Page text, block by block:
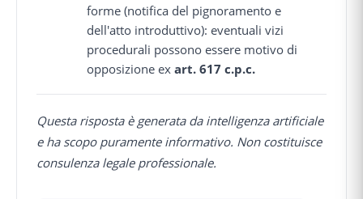
forme (notifica del pignoramento e
dell'atto introduttivo): eventuali vizi
procedurali possono essere motivo di
opposizione exart. 617 c.p.c.
Questa risposta è generata da intelligenza artificiale
e ha scopo puramente informativo. Non costituisce
consulenza legale professionale.